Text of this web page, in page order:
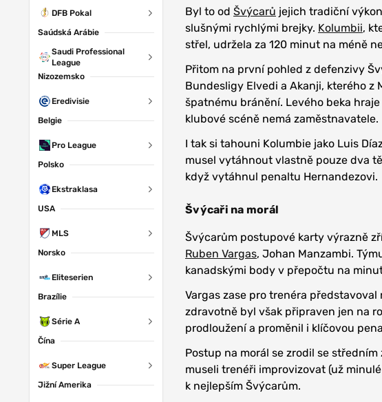
DFB Pokal
Saúdská Arábie
Saudi Professional
League
Nizozemsko
Eredivisie
Belgie
Pro League
Polsko
Ekstraklasa
USA
MLS
Norsko
Eliteserien
Brazílie
Série A
Čína
Super League
Jižní Amerika
Byl to od Švýcarů jejich tradiční
slušnými rychlými brejky. Kolumbii,
střel, udržela za 120 minut na méně
Přitom na první pohled z defenzivy
Bundesligy Elvedi a Akanji, kterého z
špatnému bránění. Levého beka
klubové scéně nemá zaměstnavatele.
I tak si tahouni Kolumbie jako Luis
musel vytáhnout vlastně pouze dva
když vytáhnul penaltu Hernandezovi.
Švýcaři na morál
Švýcarům postupové karty výrazně
Ruben Vargas, Johan Manzambi.
kanadskými body v přepočtu na
Vargas zase pro trenéra
zdravotně byl však připraven jen na
prodloužení a proměnil i klíčovou
Postup na morál se zrodil se
museli trenéři improvizovat (už
k nejlepším Švýcarům.